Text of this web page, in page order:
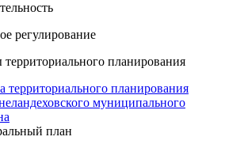
регулирование
планирования
территориального планирования
муниципального
план